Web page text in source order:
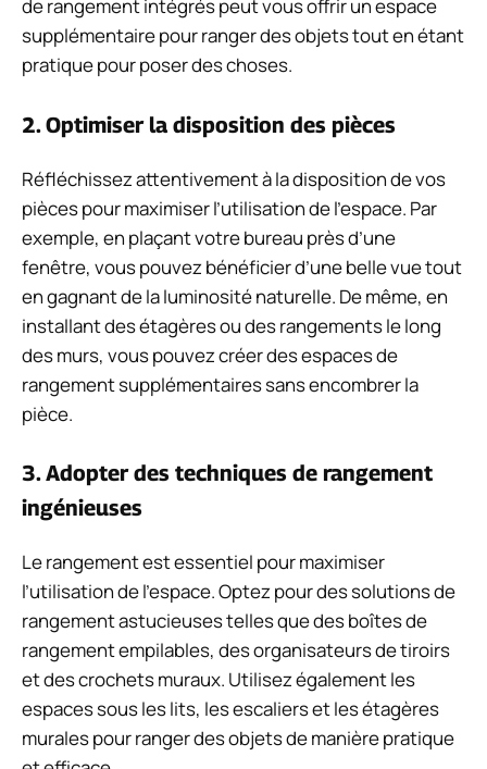
de rangement intégrés peut vous offrir un espace
supplémentaire pour ranger des objets tout en étant
pratique pour poser des choses.
2. Optimiser la disposition des pièces
Réfléchissez attentivement à la disposition de vos
pièces pour maximiser l’utilisation de l’espace. Par
exemple, en plaçant votre bureau près d’une
fenêtre, vous pouvez bénéficier d’une belle vue tout
en gagnant de la luminosité naturelle. De même, en
installant des étagères ou des rangements le long
des murs, vous pouvez créer des espaces de
rangement supplémentaires sans encombrer la
pièce.
3. Adopter des techniques de rangement
ingénieuses
Le rangement est essentiel pour maximiser
l’utilisation de l’espace. Optez pour des solutions de
rangement astucieuses telles que des boîtes de
rangement empilables, des organisateurs de tiroirs
et des crochets muraux. Utilisez également les
espaces sous les lits, les escaliers et les étagères
murales pour ranger des objets de manière pratique